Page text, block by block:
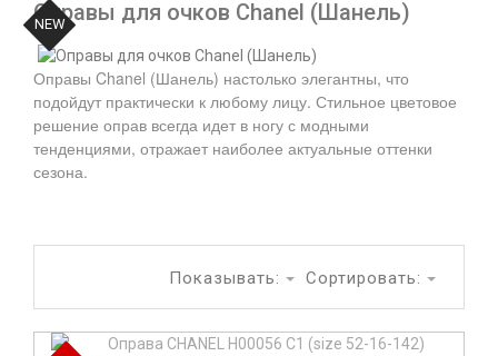
Оправы для очков Chanel (Шанель)
Оправы Chanel (Шанель) настолько элегантны, что
подойдут практически к любому лицу. Стильное цветовое
решение оправ всегда идет в ногу с модными
тенденциями, отражает наиболее актуальные оттенки
сезона.
Сортировать:
Показывать:
NEW
NEW
NEW
NEW
NEW
NEW
NEW